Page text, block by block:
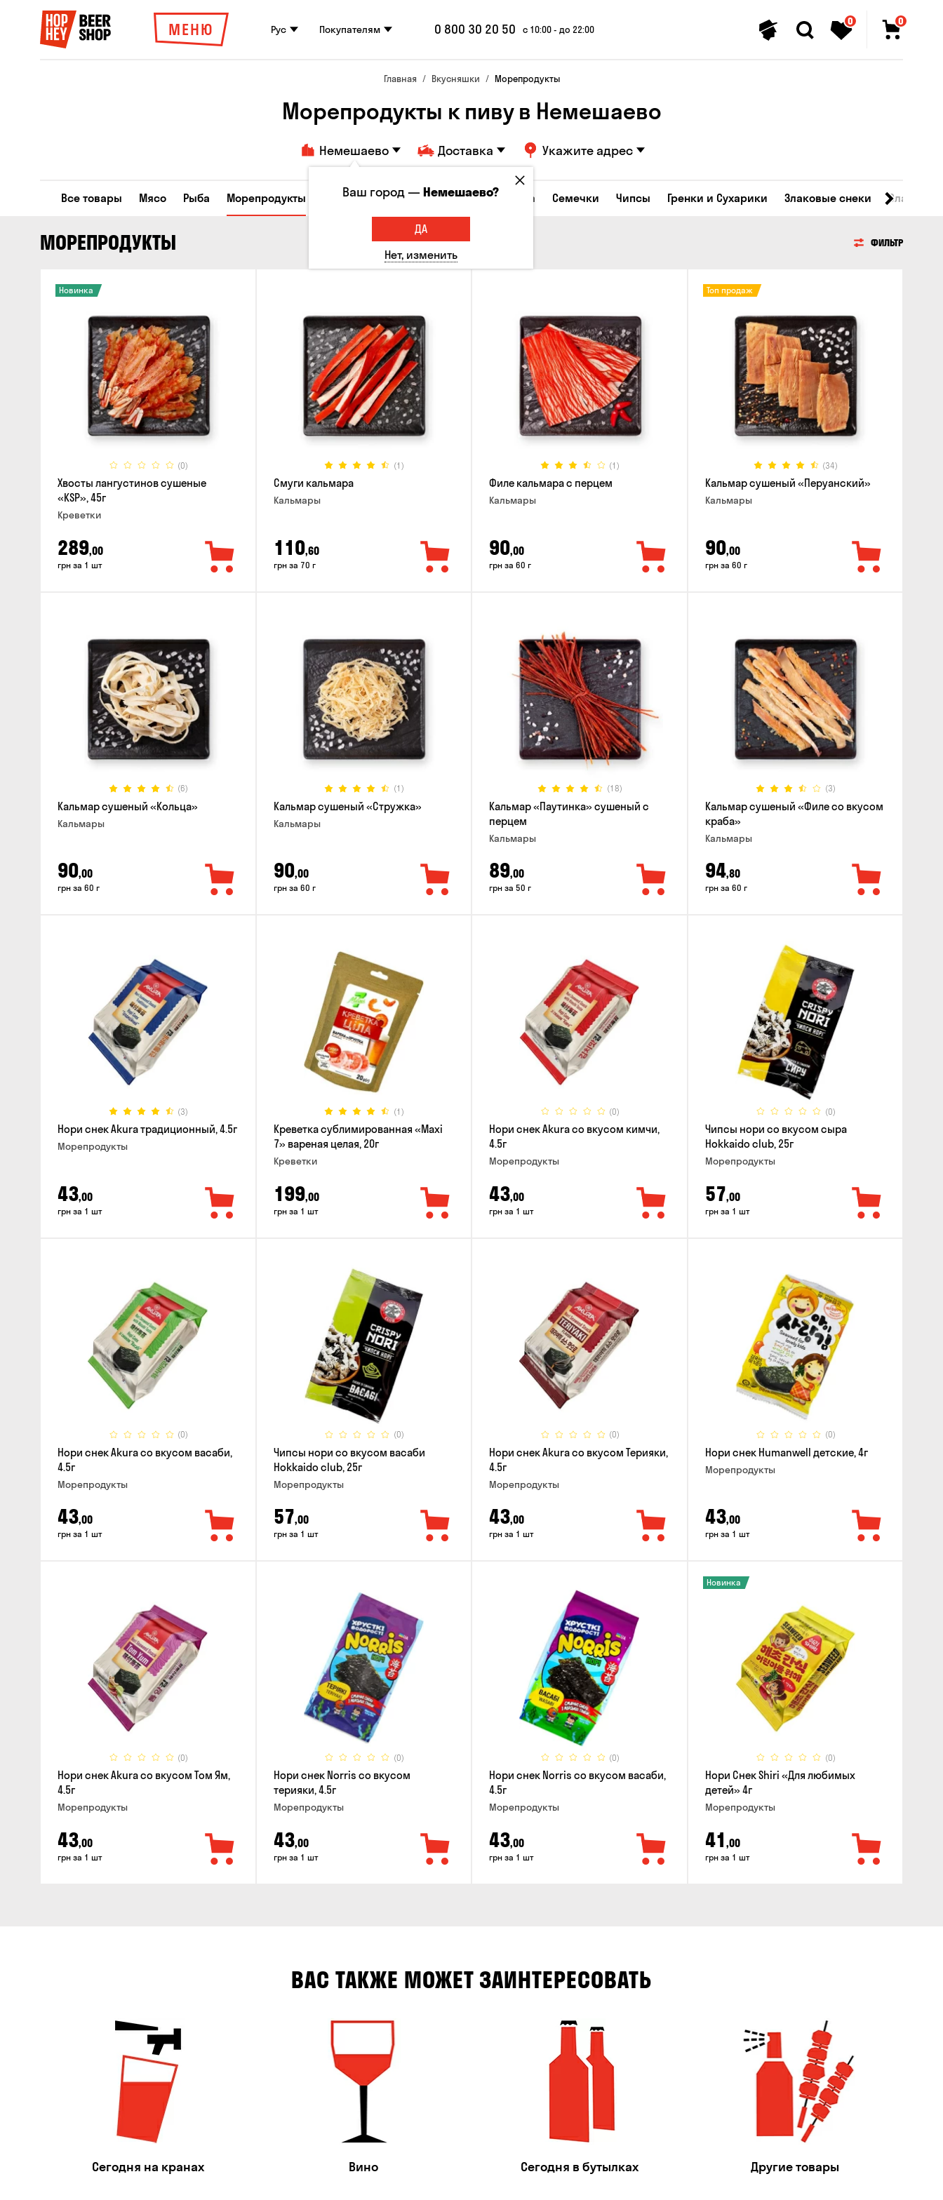
МЕНЮ Рус Покупателям 0 800 30 20 50 с 10:00 - до 22:00
0 0
Главная Вкусняшки Морепродукты
Морепродукты к пиву в Немешаево
Немешаево Доставка Укажите адрес
Все товары Мясо Рыба Морепродукты Сырные закуски Орешки Кукуруза Семечки Чипсы Гренки и Сухарики Злаковые снеки Сладости
МОРЕПРОДУКТЫ ФИЛЬТР
(0)
Новинка
Хвосты лангустинов сушеные
«KSP», 45г
Креветки
289,00
грн за 1 шт
(1)
Смуги кальмара
Кальмары
110,60
грн за 70 г
(1)
Филе кальмара с перцем
Кальмары
90,00
грн за 60 г
(34)
Топ продаж
Кальмар сушеный «Перуанский»
Кальмары
90,00
грн за 60 г
(6)
Кальмар сушеный «Кольца»
Кальмары
90,00
грн за 60 г
(1)
Кальмар сушеный «Стружка»
Кальмары
90,00
грн за 60 г
(18)
Кальмар «Паутинка» сушеный с
перцем
Кальмары
89,00
грн за 50 г
(3)
Кальмар сушеный «Филе со вкусом
краба»
Кальмары
94,80
грн за 60 г
(3)
Нори снек Akura традиционный, 4.5г
Морепродукты
43,00
грн за 1 шт
(1)
Креветка сублимированная «Maxi
7» вареная целая, 20г
Креветки
199,00
грн за 1 шт
(0)
Нори снек Akura со вкусом кимчи,
4.5г
Морепродукты
43,00
грн за 1 шт
(0)
Чипсы нори со вкусом сыра
Hokkaido club, 25г
Морепродукты
57,00
грн за 1 шт
(0)
Нори снек Akura со вкусом васаби,
4.5г
Морепродукты
43,00
грн за 1 шт
(0)
Чипсы нори со вкусом васаби
Hokkaido club, 25г
Морепродукты
57,00
грн за 1 шт
(0)
Нори снек Akura со вкусом Терияки,
4.5г
Морепродукты
43,00
грн за 1 шт
(0)
Нори снек Humanwell детские, 4г
Морепродукты
43,00
грн за 1 шт
(0)
Нори снек Akura со вкусом Том Ям,
4.5г
Морепродукты
43,00
грн за 1 шт
(0)
Нори снек Norris со вкусом
терияки, 4.5г
Морепродукты
43,00
грн за 1 шт
(0)
Нори снек Norris со вкусом васаби,
4.5г
Морепродукты
43,00
грн за 1 шт
(0)
Новинка
Нори Снек Shiri «Для любимых
детей» 4г
Морепродукты
41 ,00
грн за 1 шт
ВАС ТАКЖЕ МОЖЕТ ЗАИНТЕРЕСОВАТЬ
Сегодня на кранах Вино Сегодня в бутылках Другие товары
Ваш город —Немешаево?
ДА
Нет, изменить